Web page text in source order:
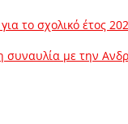
το σχολικό έτος
συναυλία με την